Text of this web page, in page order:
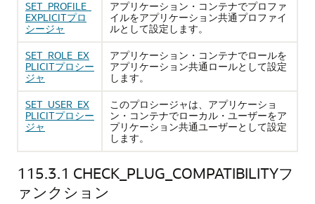
SET_PROFILE_
EXPLICITプロ
シージャ
アプリケーション・コンテナでプロファ
イルをアプリケーション共通プロファイ
ルとして設定します。
SET_ROLE_EX
PLICITプロシー
ジャ
アプリケーション・コンテナでロールを
アプリケーション共通ロールとして設定
します。
SET_USER_EX
PLICITプロシー
ジャ
このプロシージャは、アプリケーショ
ン・コンテナでローカル・ユーザーをア
プリケーション共通ユーザーとして設定
します。
115.3.1 CHECK_PLUG_COMPATIBILITYフ
ァンクション